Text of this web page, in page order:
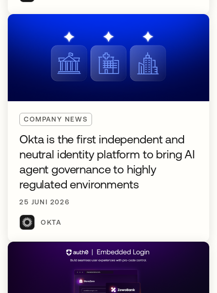
COMPANY NEWS
Okta is the first independent and
neutral identity platform to bring AI
agent governance to highly
regulated environments
25 JUNI 2026
OKTA